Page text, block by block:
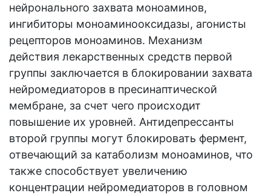
нейронального захвата моноаминов,
ингибиторы моноаминооксидазы, агонисты
рецепторов моноаминов. Механизм
действия лекарственных средств первой
группы заключается в блокировании захвата
нейромедиаторов в пресинаптической
мембране, за счет чего происходит
повышение их уровней. Антидепрессанты
второй группы могут блокировать фермент,
отвечающий за катаболизм моноаминов, что
также способствует увеличению
концентрации нейромедиаторов в головном